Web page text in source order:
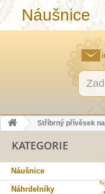
Náušnice
Stříbrný přívěsek
KATEGORIE
Náušnice
Náhrdelníky